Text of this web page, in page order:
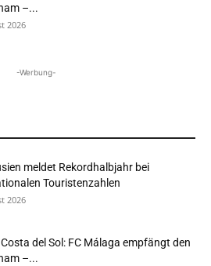
–...
2026
-Werbung-
meldet Rekordhalbjahr bei
Touristenzahlen
2026
del Sol: FC Málaga empfängt den
–...